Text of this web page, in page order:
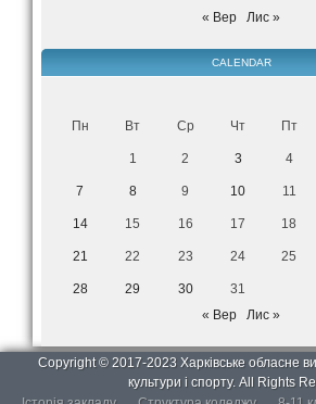
« Вер
Лис »
CALENDAR
Пн Вт Ср Чт Пт
1 2 3 4
7 8 9 10 11
14 15 16 17 18
21 22 23 24 25
28 29 30
31
« Вер
Лис »
Copyright © 2017-2023 Харківське обласне
культури і спорту. All Rights